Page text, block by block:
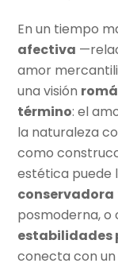
En un tiempo
afectiva
amor
una visión
término: el
la naturaleza
como
estética puede
conservadora
posmoderna, o
estabilidades
conecta con